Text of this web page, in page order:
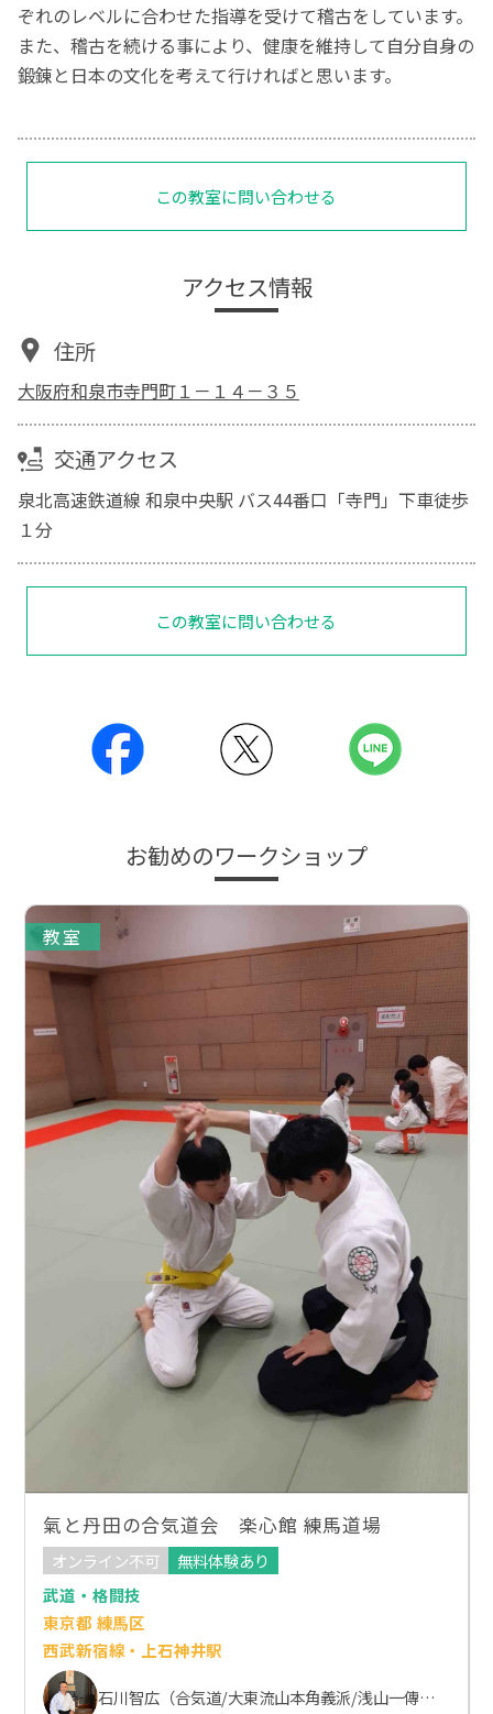
ぞれのレベルに合わせた指導を受けて稽古をしています。
また、稽古を続ける事により、健康を維持して自分自身の
鍛錬と日本の文化を考えて行ければと思います。
この教室に問い合わせる
アクセス情報
住所
大阪府和泉市寺門町１－１４－３５
交通アクセス
泉北高速鉄道線 和泉中央駅 バス44番口「寺門」下車徒歩
１分
この教室に問い合わせる
お勧めのワークショップ
教室
氣と丹田の合気道会 楽心館 練馬道場
オンライン不可
無料体験あり
武道・格闘技
東京都 練馬区
西武新宿線・上石神井駅
石川智広（合気道/大東流山本角義派/浅山一傳流体術）